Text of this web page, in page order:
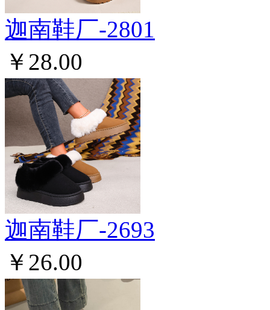
迦南鞋厂-2801
￥28.00
迦南鞋厂-2693
￥26.00